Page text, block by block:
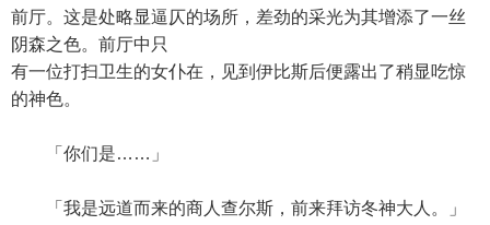
前厅。这是处略显逼仄的场所，差劲的采光为其增添了一丝
阴森之色。前厅中只
有一位打扫卫生的女仆在，见到伊比斯后便露出了稍显吃惊
的神色。
「你们是……」
「我是远道而来的商人查尔斯，前来拜访冬神大人。」